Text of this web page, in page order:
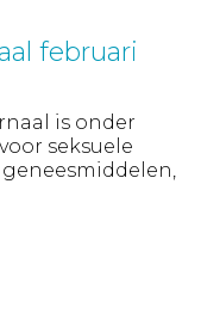
februari
is onder
seksuele